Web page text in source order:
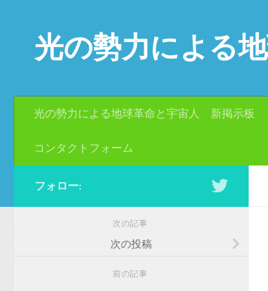
光の勢力による
光の勢力による地球革命と宇宙人 新掲示板
コンタクトフォーム
フォロー:
次の記事
次の投稿
前の記事